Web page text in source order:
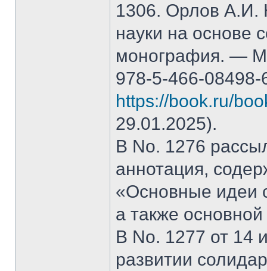
1306. Орлов А.И.
науки на основе
монография. —
978-5-466-
https://book.ru/
29.01.2025).
В No. 1276
аннотация,
«Основные идеи
а также
В No. 1277 от 14
развитии